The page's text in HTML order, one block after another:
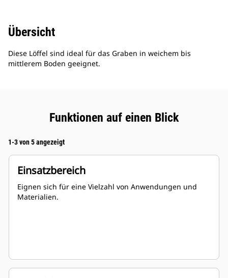
Übersicht
Diese Löffel sind ideal für das Graben in weichem bis
mittlerem Boden geeignet.
Funktionen auf einen Blick
1-3 von 5 angezeigt
Einsatzbereich
Eignen sich für eine Vielzahl von Anwendungen und
Materialien.